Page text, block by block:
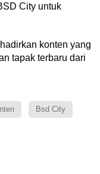
City untuk
konten yang
tapak terbaru dari
Bsd City